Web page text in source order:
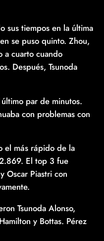
sus tiempos en la última
se puso quinto. Zhou,
a cuarto cuando
Después, Tsunoda
par de minutos.
con problemas con
el más rápido de la
El top 3 fue
Oscar Piastri con
Tsunoda Alonso,
y Bottas. Pérez